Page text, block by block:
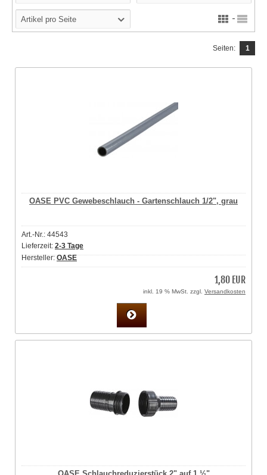
Artikel pro Seite
Seiten: 1
OASE PVC Gewebeschlauch - Gartenschlauch 1/2", grau
Art.-Nr.: 44543
Lieferzeit: 2-3 Tage
Hersteller:OASE
1,80 EUR
inkl. 19 % MwSt. zzgl. Versandkosten